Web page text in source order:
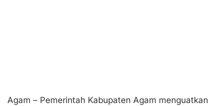
Agam – Pemerintah Kabupaten Agam menguatkan